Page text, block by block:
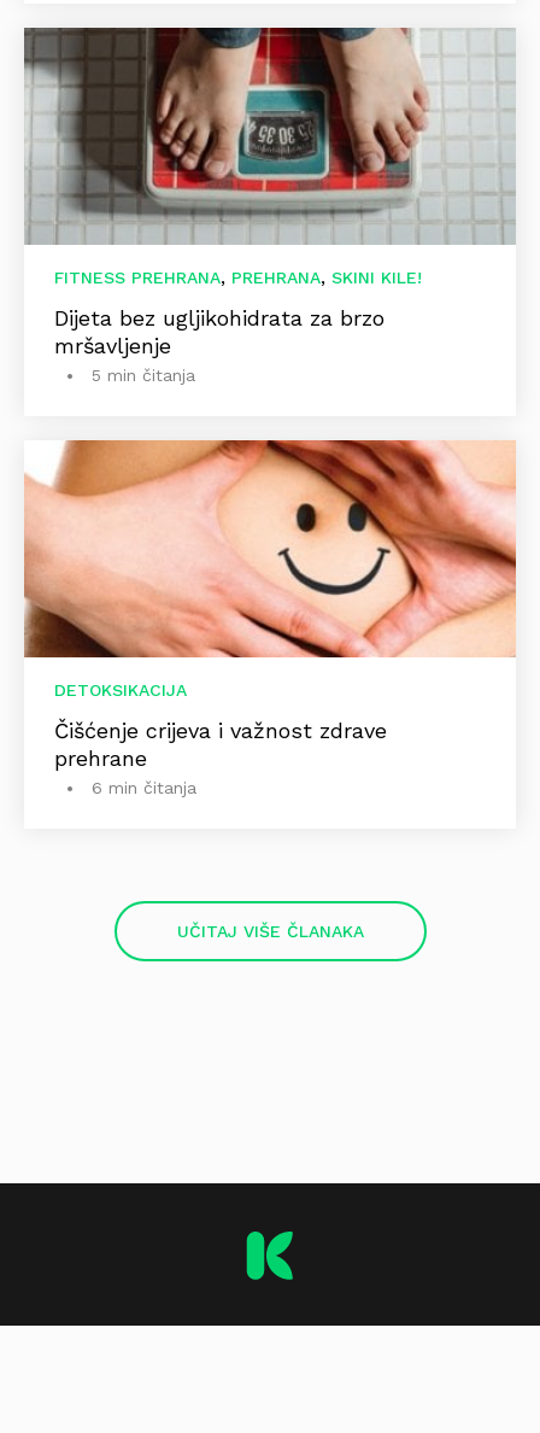
FITNESS PREHRANA, PREHRANA, SKINI KILE!
Dijeta bez ugljikohidrata za brzo
mršavljenje
5 min čitanja
DETOKSIKACIJA
Čišćenje crijeva i važnost zdrave
prehrane
6 min čitanja
UČITAJ VIŠE ČLANAKA
O stranici